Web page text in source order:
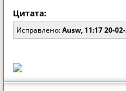
Цитата:
Исправлено:Ausw, 11:17 20-